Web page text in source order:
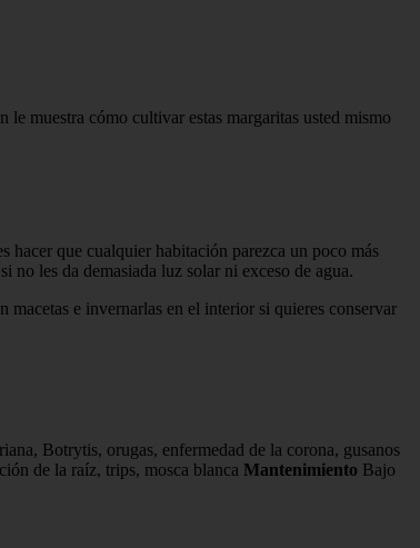
muestra cómo cultivar estas margaritas usted mismo
hacer que cualquier habitación parezca un poco más
les da demasiada luz solar ni exceso de agua.
macetas e invernarlas en el interior si quieres conservar
Botrytis, orugas, enfermedad de la corona, gusanos
de la raíz, trips, mosca blanca Mantenimiento Bajo